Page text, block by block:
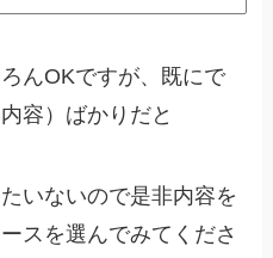
んOKですが、既にで
容）ばかりだと
いないので是非内容を
スを選んでみてくださ